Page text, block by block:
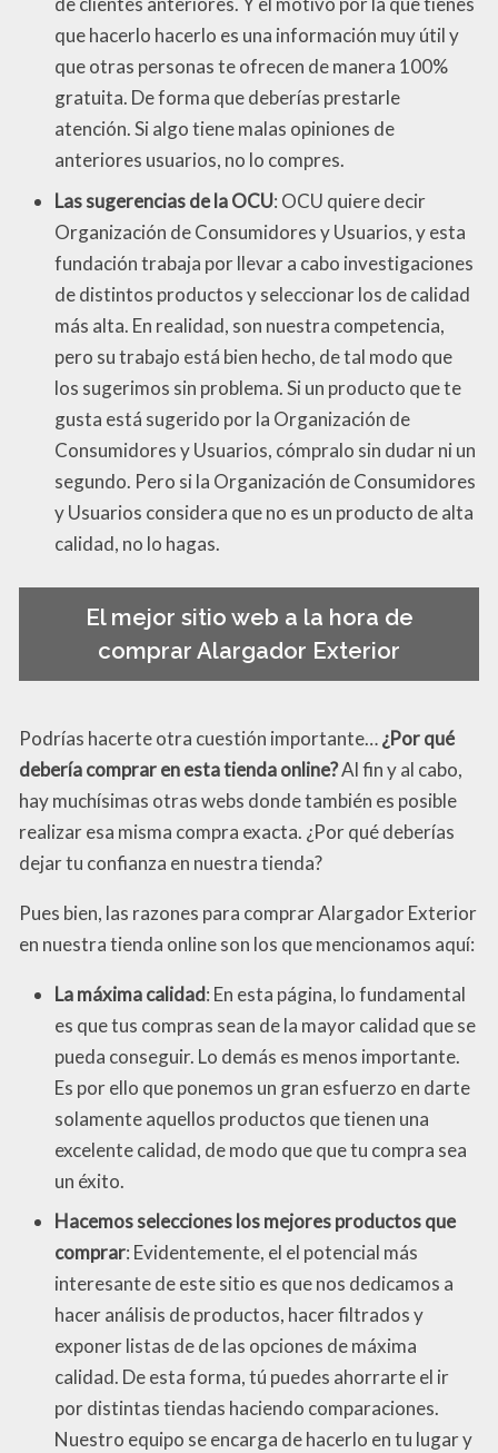
que hacerlo hacerlo es una información muy útil y
que otras personas te ofrecen de manera 100%
gratuita. De forma que deberías prestarle
atención. Si algo tiene malas opiniones de
anteriores usuarios, no lo compres.
Las sugerencias de la OCU: OCU quiere decir
Organización de Consumidores y Usuarios, y esta
fundación trabaja por llevar a cabo investigaciones
de distintos productos y seleccionar los de calidad
más alta. En realidad, son nuestra competencia,
pero su trabajo está bien hecho, de tal modo que
los sugerimos sin problema. Si un producto que te
gusta está sugerido por la Organización de
Consumidores y Usuarios, cómpralo sin dudar ni un
segundo. Pero si la Organización de Consumidores
y Usuarios considera que no es un producto de alta
calidad, no lo hagas.
El mejor sitio web a la hora de
comprar Alargador Exterior
Podrías hacerte otra cuestión importante…¿Por qué
debería comprar en esta tienda online?Al fin y al cabo,
hay muchísimas otras webs donde también es posible
realizar esa misma compra exacta. ¿Por qué deberías
dejar tu confianza en nuestra tienda?
Pues bien, las razones para comprar Alargador Exterior
en nuestra tienda online son los que mencionamos aquí:
La máxima calidad: En esta página, lo fundamental
es que tus compras sean de la mayor calidad que se
pueda conseguir. Lo demás es menos importante.
Es por ello que ponemos un gran esfuerzo en darte
solamente aquellos productos que tienen una
excelente calidad, de modo que que tu compra sea
un éxito.
Hacemos selecciones los mejores productos que
comprar: Evidentemente, el el potencial más
interesante de este sitio es que nos dedicamos a
hacer análisis de productos, hacer filtrados y
exponer listas de de las opciones de máxima
calidad. De esta forma, tú puedes ahorrarte el ir
por distintas tiendas haciendo comparaciones.
Nuestro equipo se encarga de hacerlo en tu lugar y